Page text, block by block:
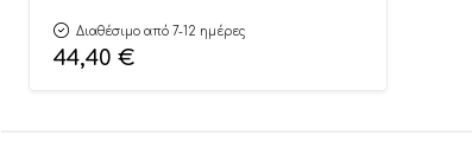
Διαθέσιμο από 7-12 ημέρες
44,40 €